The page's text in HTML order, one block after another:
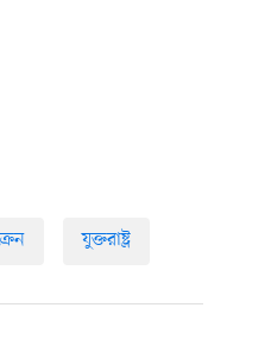
যুক্তরাষ্ট্র